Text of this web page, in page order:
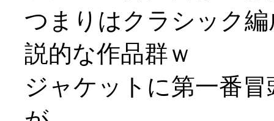
つまりはクラシック
説的な作品群ｗ
ジャケットに第一番